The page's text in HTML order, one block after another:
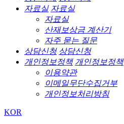
자료실 자료실
자료실
산재보상금 계산기
자주 묻는 질문
상담신청 상담신청
개인정보정책 개인정보정책
이용약관
이메일무단수집거부
개인정보처리방침
KOR